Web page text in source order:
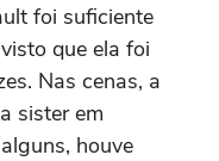
foi suficiente
que ela foi
Nas cenas, a
sister em
houve